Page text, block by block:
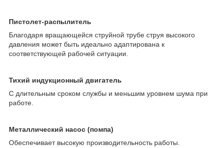
Пистолет-распылитель
Благодаря вращающейся струйной трубе струя высокого
давления может быть идеально адаптирована к
соответствующей рабочей ситуации.
Тихий индукционный двигатель
С длительным сроком службы и меньшим уровнем шума при
работе.
Металлический насос (помпа)
Обеспечивает высокую производительность работы.